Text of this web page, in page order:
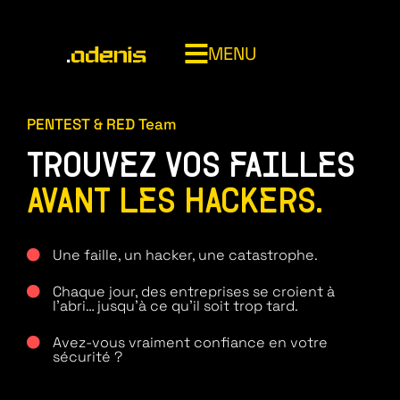
MENU
014820707
ADENIS
INFOGÉRANCE (MSP)
NOC (Network Operations Center)
Service desk
CYBERSÉCURITÉ MANAGÉE (MSSP)
Bouclier cyber
CLOUD & SOUVERAINETÉ
PENTEST & RED Team
TROUVEZ VOS FAILLES
AVANT LES HACKERS.
Une faille, un hacker, une catastrophe.
Chaque jour, des entreprises se croient à
l'abri… jusqu'à ce qu'il soit trop tard.
Avez-vous vraiment confiance en votre
sécurité ?